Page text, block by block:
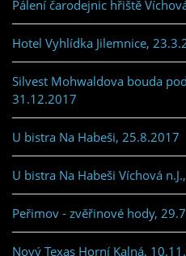
Pálení čarodejnic hřiště
Hotel Vyhlídka Jilemnice,
Silvest Mohwaldova bouda
31.12.2017
U bistra Na Habeši, 25.8.2017
U bistra Na Habeši Víchová
Peřimov - zvěřinové hody,
Nový Texas Horní Kalná,